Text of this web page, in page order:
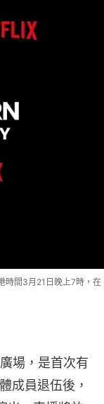
時間3月21日晚上7時，在
場，是首次有
成員退伍後，